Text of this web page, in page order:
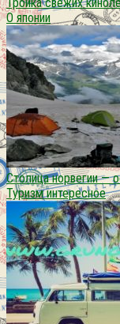
Тройка свежих
О японии
Столица норвегии —
Туризм интересное